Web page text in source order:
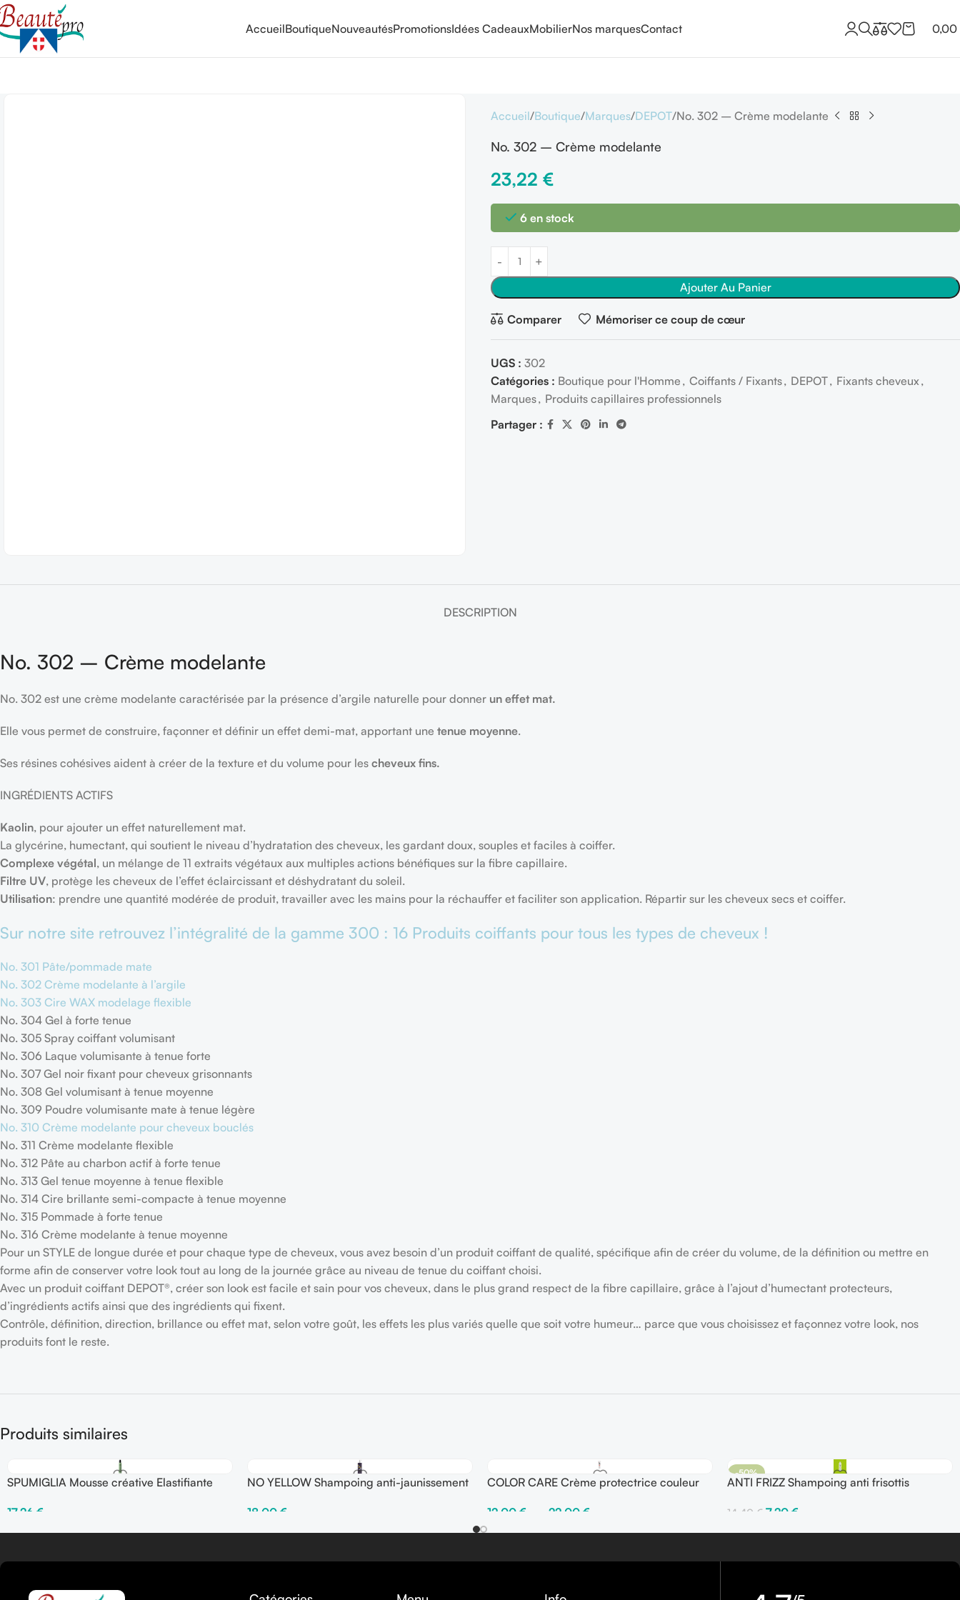
AccueilBoutiqueNouveautésPromotionsIdées CadeauxMobilierNos marquesContact 0,00
Accueil Boutique Marques DEPOT No. 302 – Crème modelante
No. 302 – Crème modelante
23,22 €
6 en stock
Ajouter Au Panier
Comparer Mémoriser ce coup de cœur
UGS : 302
Catégories : Boutique pour l'Homme , Coiffants / Fixants, DEPOT, Fixants cheveux,
Marques, Produits capillaires professionnels
Partager :
DESCRIPTION
No. 302 – Crème modelante
No. 302 est une crème modelante caractérisée par la présence d’argile naturelle pour donner un effet mat.
Elle vous permet de construire, façonner et définir un effet demi-mat, apportant une tenue moyenne.
Ses résines cohésives aident à créer de la texture et du volume pour les cheveux fins.
INGRÉDIENTS ACTIFS
Kaolin, pour ajouter un effet naturellement mat.
La glycérine, humectant, qui soutient le niveau d’hydratation des cheveux, les gardant doux, souples et faciles à coiffer.
Complexe végétal, un mélange de 11 extraits végétaux aux multiples actions bénéfiques sur la fibre capillaire.
Filtre UV, protège les cheveux de l’effet éclaircissant et déshydratant du soleil.
Utilisation: prendre une quantité modérée de produit, travailler avec les mains pour la réchauffer et faciliter son application. Répartir sur les cheveux secs et coiffer.
Sur notre site retrouvez l’intégralité de la gamme 300 : 16 Produits coiffants pour tous les types de cheveux !
No. 301 Pâte/pommade mate
No. 302 Crème modelante à l’argile
No. 303 Cire WAX modelage flexible
No. 304 Gel à forte tenue
No. 305 Spray coiffant volumisant
No. 306 Laque volumisante à tenue forte
No. 307 Gel noir fixant pour cheveux grisonnants
No. 308 Gel volumisant à tenue moyenne
No. 309 Poudre volumisante mate à tenue légère
No. 310 Crème modelante pour cheveux bouclés
No. 311 Crème modelante flexible
No. 312 Pâte au charbon actif à forte tenue
No. 313 Gel tenue moyenne à tenue flexible
No. 314 Cire brillante semi-compacte à tenue moyenne
No. 315 Pommade à forte tenue
No. 316 Crème modelante à tenue moyenne
Pour un STYLE de longue durée et pour chaque type de cheveux, vous avez besoin d’un produit coiffant de qualité, spécifique afin de créer du volume, de la définition ou mettre en
forme afin de conserver votre look tout au long de la journée grâce au niveau de tenue du coiffant choisi.
Avec un produit coiffant DEPOT®, créer son look est facile et sain pour vos cheveux, dans le plus grand respect de la fibre capillaire, grâce à l’ajout d’humectant protecteurs,
d’ingrédients actifs ainsi que des ingrédients qui fixent.
Contrôle, définition, direction, brillance ou effet mat, selon votre goût, les effets les plus variés quelle que soit votre humeur… parce que vous choisissez et façonnez votre look, nos
produits font le reste.
Produits similaires
SPUMIGLIA Mousse créative Elastifiante
17,26 €
Ajouter Au Panier
NO YELLOW Shampoing anti-jaunissement
18,00 €
Ajouter Au Panier
COLOR CARE Crème protectrice couleur
12,00 € 22,00 €
Choix Des Options
-50%
ANTI FRIZZ Shampoing anti frisottis
14,40 € 7,20 €
Ajouter Au Panier